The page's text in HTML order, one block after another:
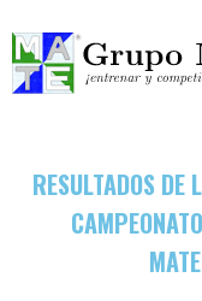
te hace mejor!
RESULTADOS